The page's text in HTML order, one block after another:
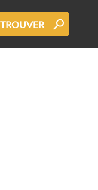
TROUVER